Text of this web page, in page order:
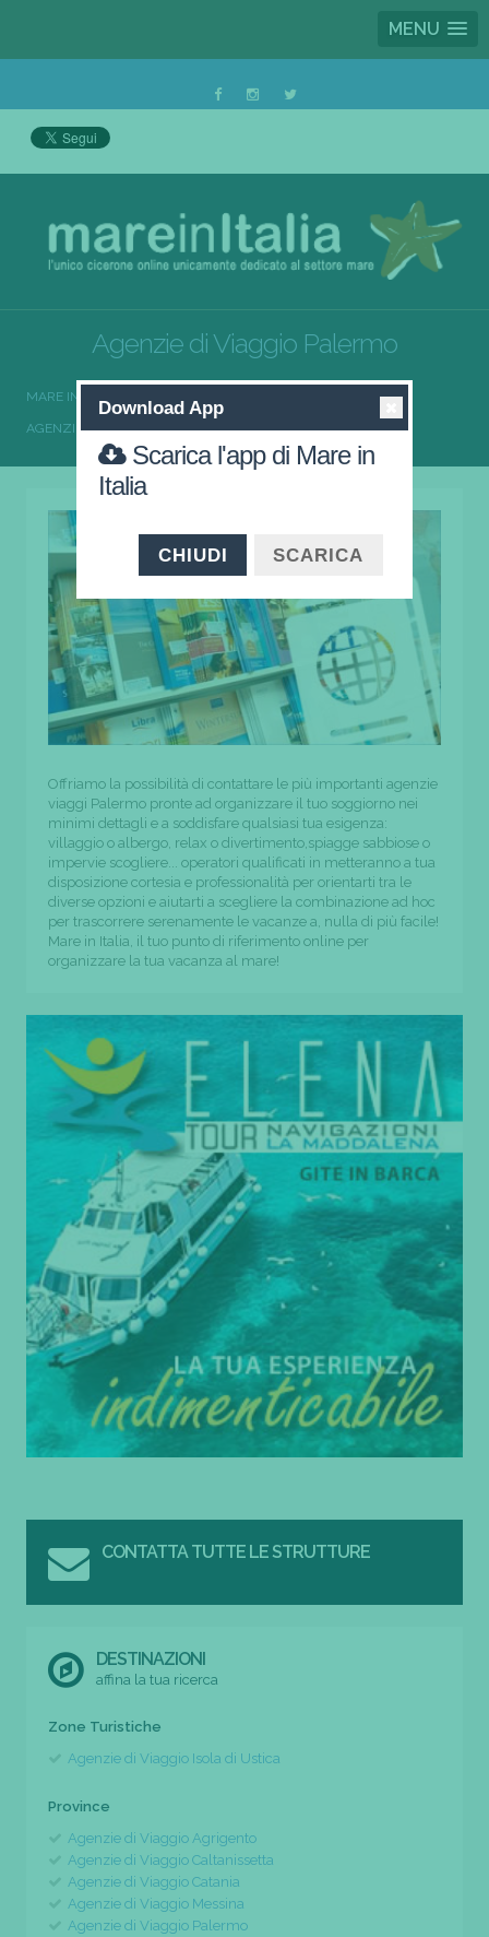
MENU
Agenzie di Viaggio Palermo
MARE IN ITALIA
AGENZIE DI VIAGGIO SICILIA AGENZIE DI VIAGGIO PALERMO
Offriamo la possibilità di contattare le più importanti agenzie
viaggi Palermo pronte ad organizzare il tuo soggiorno nei
minimi dettagli e a soddisfare qualsiasi tua esigenza:
villaggio o albergo, relax o divertimento,spiagge sabbiose o
impervie scogliere... operatori qualificati in metteranno a tua
disposizione cortesia e professionalità per orientarti tra le
diverse opzioni e aiutarti a scegliere la combinazione ad hoc
per trascorrere serenamente le vacanze a, nulla di più facile!
Mare in Italia, il tuo punto di riferimento online per
organizzare la tua vacanza al mare!
CONTATTA TUTTE LE STRUTTURE
DESTINAZIONI
affina la tua ricerca
Zone Turistiche
Agenzie di Viaggio Isola di Ustica
Province
Agenzie di Viaggio Agrigento
Agenzie di Viaggio Caltanissetta
Agenzie di Viaggio Catania
Agenzie di Viaggio Messina
Agenzie di Viaggio Palermo
Download App
Scarica l'app di Mare in
Italia
CHIUDI SCARICA